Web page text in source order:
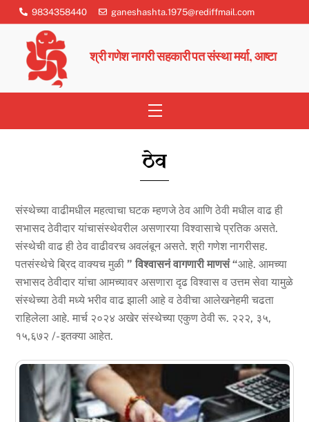
Skip
to
content
9834358440 ganeshashta.1975@rediffmail.com
श्री गणेश नागरी सहकारी पत संस्था मर्या, आष्टा
Menu
ठेव
संस्थेच्या वाढीमधील महत्वाचा घटक म्हणजे ठेव आणि ठेवी मधील वाढ ही
सभासद ठेवीदार यांचासंस्थेवरील असणारया विश्वासाचे प्रतिक असते.
संस्थेची वाढ ही ठेव वाढीवरच अवलंबून असते. श्री गणेश नागरीसह.
पतसंस्थेचे ब्रिद वाक्यच मुळी ” विश्वासनं वागणारी माणसं “आहे. आमच्या
सभासद ठेवीदार यांचा आमच्यावर असणारा दृढ विश्वास व उत्तम सेवा यामुळे
संस्थेच्या ठेवी मध्ये भरीव वाढ झाली आहे व ठेवीचा आलेखनेहमी चढता
राहिलेला आहे. मार्च २०२४ अखेर संस्थेच्या एकुण ठेवी रू. २२२, ३५,
१५,६७२ /- इतक्या आहेत.